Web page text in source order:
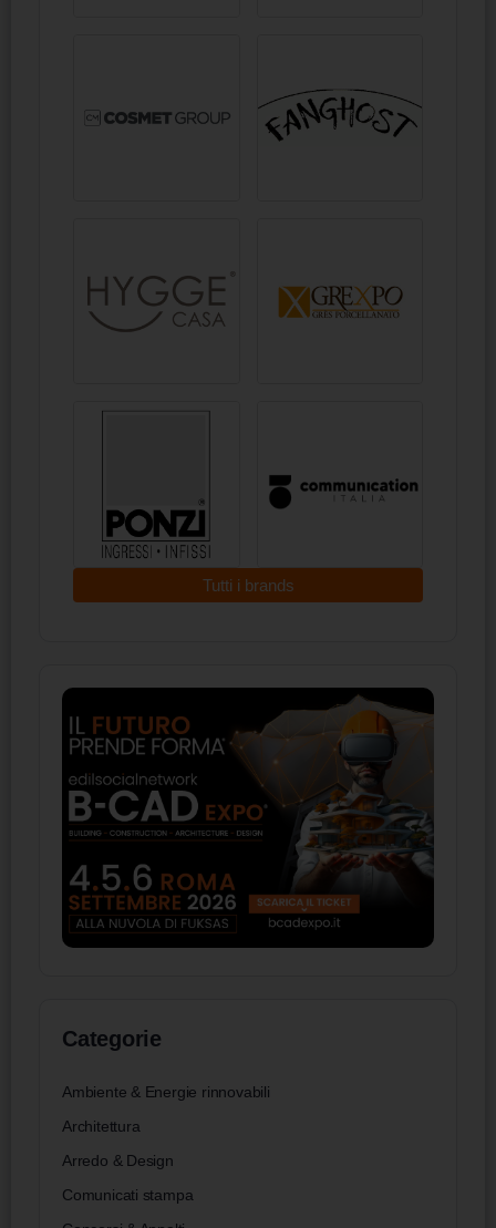
Tutti i brands
Categorie
Ambiente & Energie rinnovabili
Architettura
Arredo & Design
Comunicati stampa